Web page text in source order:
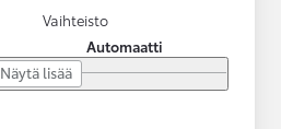
Vaihteisto
Automaatti
Näytä lisää